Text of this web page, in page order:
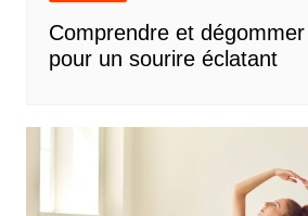
Comprendre et
pour un sourire éclatant